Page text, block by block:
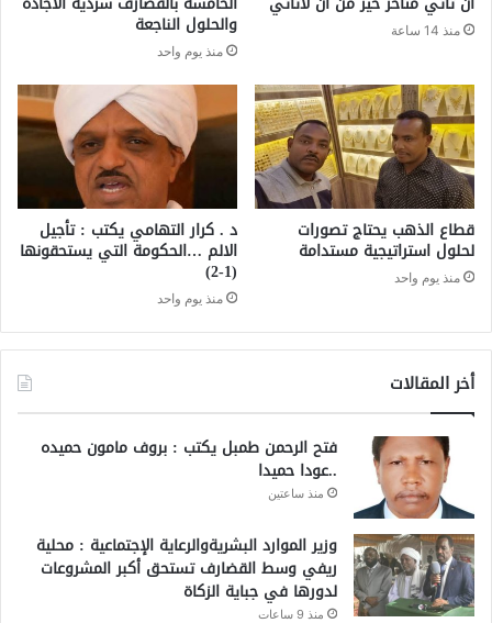
منذ 14 ساعة والحلول الناجعة
منذ يوم واحد
قطاع الذهب يحتاج تصورات
لحلول استراتيجية مستدامة
منذ يوم واحد
د . كرار التهامي يكتب : تأجيل
الالم …الحكومة التي يستحقونها
(1-2)
منذ يوم واحد
أخر المقالات
فتح الرحمن طمبل يكتب : بروف مامون حميده
..عودا حميدا
منذ ساعتين
وزير الموارد البشريةوالرعاية الإجتماعية : محلية
ريفي وسط القضارف تستحق أكبر المشروعات
لدورها في جباية الزكاة
منذ 9 ساعات